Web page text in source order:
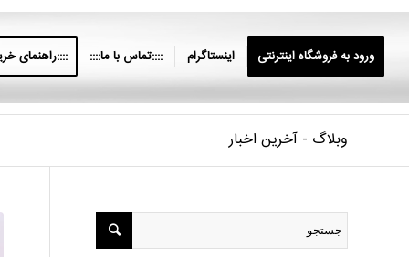
ورود به فروشگاه اینترنتی اینستاگرام ::::تماس با ما:::: ::::راهنمای
وبلاگ - آخرین اخبار